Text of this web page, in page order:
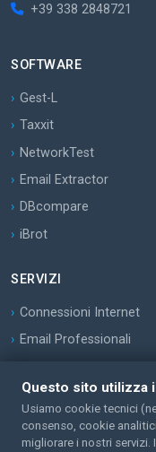
+39 338 2848721
SOFTWARE
Gest-L
Taxxit
NetworkTest
Email Extractor
DBcompare
iBrot
SERVIZI
Connessioni Internet
Email Professionali
Copyright
Questo sito utilizza
Usiamo cookie tecnici
consenso, cookie
migliorare i nostri